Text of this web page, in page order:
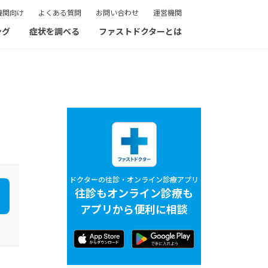
関向け よくある質問 お問い合わせ 運営機関
症状を調べる ファストドクターとは
ドクターの往診・オンライン診療アプリ
往診もオンライン診療も
アプリから便利に相談